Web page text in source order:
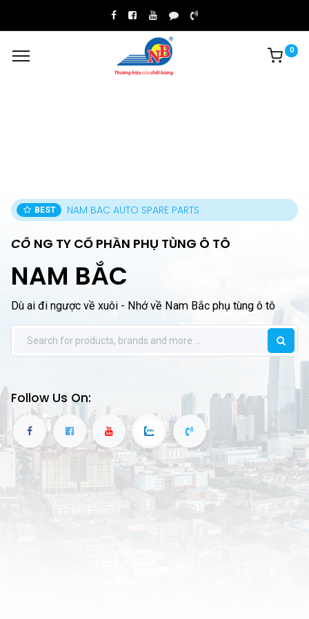
0
BEST NAM BAC AUTO SPARE PARTS
CÔ NG TY CỔ PHẦN PHỤ TÙNG Ô TÔ
NAM BẮC
Dù ai đi ngược về xuôi - Nhớ về Nam Bắc phụ tùng ô tô
Follow Us On: